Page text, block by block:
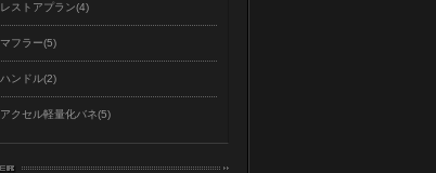
レストアプラン(4)
マフラー(5)
ハンドル(2)
アクセル軽量化バネ(5)